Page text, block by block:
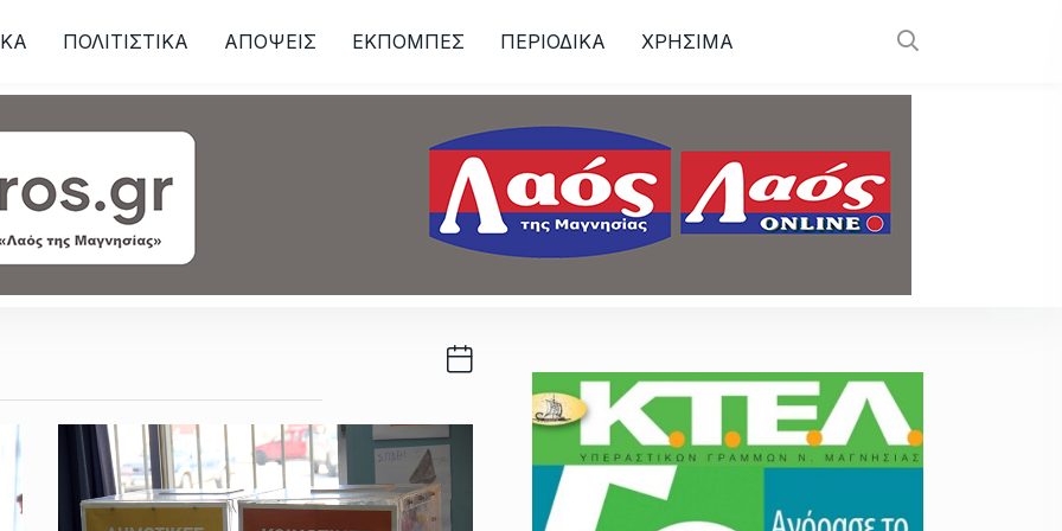
ΠΟΛΙΤΙΣΤΙΚΑ ΑΠΟΨΕΙΣ ΕΚΠΟΜΠΕΣ ΠΕΡΙΟΔΙΚΑ ΧΡΗΣΙΜΑ